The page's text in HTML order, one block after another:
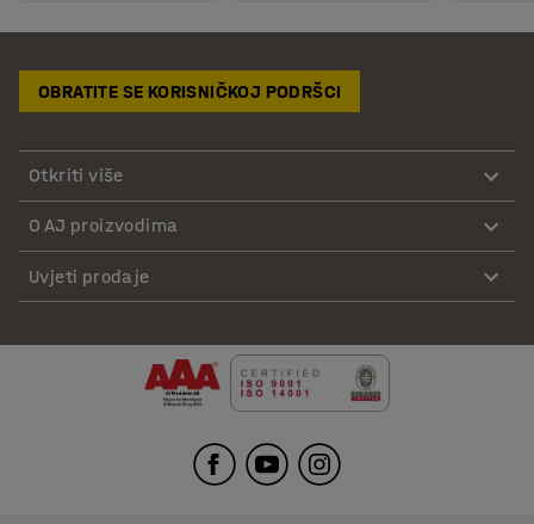
OBRATITE SE KORISNIČKOJ PODRŠCI
Otkriti više
O AJ proizvodima
Uvjeti prodaje